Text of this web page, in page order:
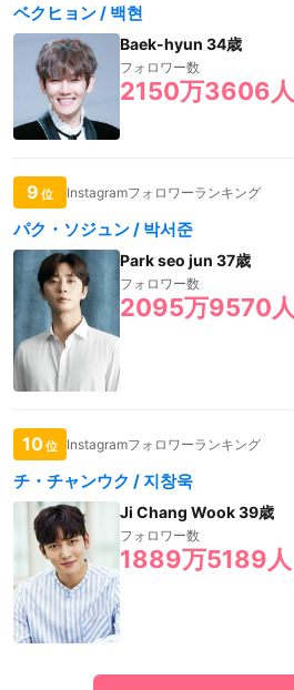
ベクヒョン / 백현
Baek-hyun 34歳
フォロワー数
2150万3606人
9 位 Instagramフォロワーランキング
パク・ソジュン / 박서준
Park seo jun 37歳
フォロワー数
2095万9570人
10位 Instagramフォロワーランキング
チ・チャンウク / 지창욱
Ji Chang Wook 39歳
フォロワー数
1889万5189人